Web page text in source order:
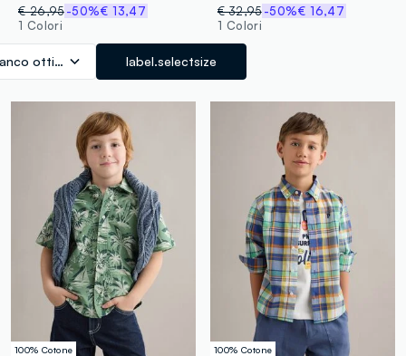
€ 26,95-50%€ 13,47
1 Colori
ottico label.selectsize
€ 32,95 -50%€ 16,47
1 Colori
100% Cotone 100% Cotone